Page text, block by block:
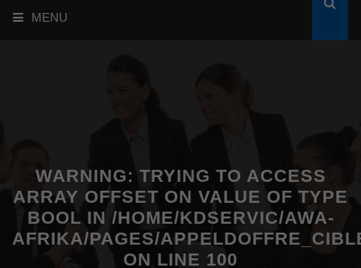
MENU
AWASHOP
VEILLE JURIDIQUE ET FISCALE
WARNING: TRYING TO ACCESS
ARRAY OFFSET ON VALUE OF TYPE
BOOL IN /HOME/KDSERVIC/AWA-
AFRIKA/PAGES/
ON LINE 100